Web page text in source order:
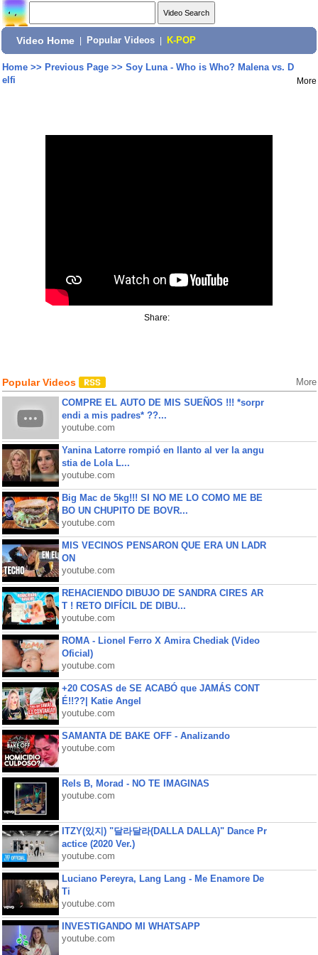
Video Home Popular Videos K-POP
Home>> Previous Page>> Soy Luna - Who is Who? Malena vs. D
elfi
More
Share:
Popular Videos More
COMPRE EL AUTO DE MIS SUEÑOS !!! *sorpr
endi a mis padres* ??...
youtube.com
Yanina Latorre rompió en llanto al ver la angu
stia de Lola L...
youtube.com
Big Mac de 5kg!!! SI NO ME LO COMO ME BE
BO UN CHUPITO DE BOVR...
youtube.com
MIS VECINOS PENSARON QUE ERA UN LADR
ON
youtube.com
REHACIENDO DIBUJO DE SANDRA CIRES AR
T ! RETO DIFÍCIL DE DIBU...
youtube.com
ROMA - Lionel Ferro X Amira Chediak (Video
Oficial)
youtube.com
+20 COSAS de SE ACABÓ que JAMÁS CONT
É!!??| Katie Angel
youtube.com
SAMANTA DE BAKE OFF - Analizando
youtube.com
Rels B, Morad - NO TE IMAGINAS
youtube.com
ITZY(있지) "달라달라(DALLA DALLA)" Dance Pr
actice (2020 Ver.)
youtube.com
Luciano Pereyra, Lang Lang - Me Enamore De
Ti
youtube.com
INVESTIGANDO MI WHATSAPP
youtube.com